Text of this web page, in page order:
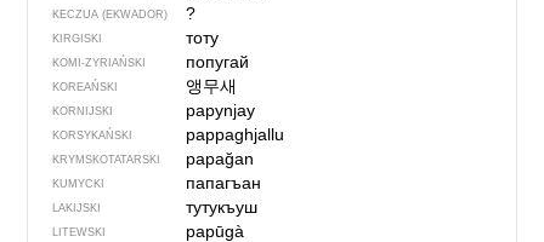
KECZUA (EKWADOR) ?
KIRGISKI тоту
KOMI-ZYRIAŃSKI попугай
KOREAŃSKI 앵무새
KORNIJSKI papynjay
KORSYKAŃSKI pappaghjallu
KRYMSKOTATARSKI papağan
KUMYCKI папагъан
LAKIJSKI тутукъуш
LITEWSKI papūgà